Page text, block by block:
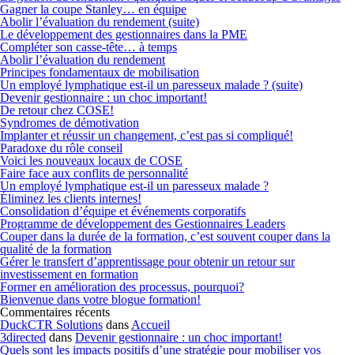
Gagner la coupe Stanley… en équipe
Abolir l’évaluation du rendement (suite)
Le développement des gestionnaires dans la PME
Compléter son casse-tête… à temps
Abolir l’évaluation du rendement
Principes fondamentaux de mobilisation
Un employé lymphatique est-il un paresseux malade ? (suite)
Devenir gestionnaire : un choc important!
De retour chez COSE!
Syndromes de démotivation
Implanter et réussir un changement, c’est pas si compliqué!
Paradoxe du rôle conseil
Voici les nouveaux locaux de COSE
Faire face aux conflits de personnalité
Un employé lymphatique est-il un paresseux malade ?
Éliminez les clients internes!
Consolidation d’équipe et événements corporatifs
Programme de développement des Gestionnaires Leaders
Couper dans la durée de la formation, c’est souvent couper dans la
qualité de la formation
Gérer le transfert d’apprentissage pour obtenir un retour sur
investissement en formation
Former en amélioration des processus, pourquoi?
Bienvenue dans votre blogue formation!
Commentaires récents
DuckCTR Solutions dans Accueil
3directed dans Devenir gestionnaire : un choc important!
Quels sont les impacts positifs d’une stratégie pour mobiliser vos